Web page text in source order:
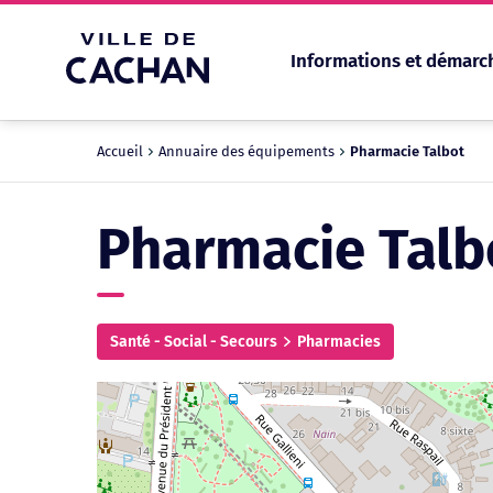
Informations et
Accueil Annuaire des équipements Pharmacie Talbot
Pharmacie
Santé - Social - Secours Pharmacies